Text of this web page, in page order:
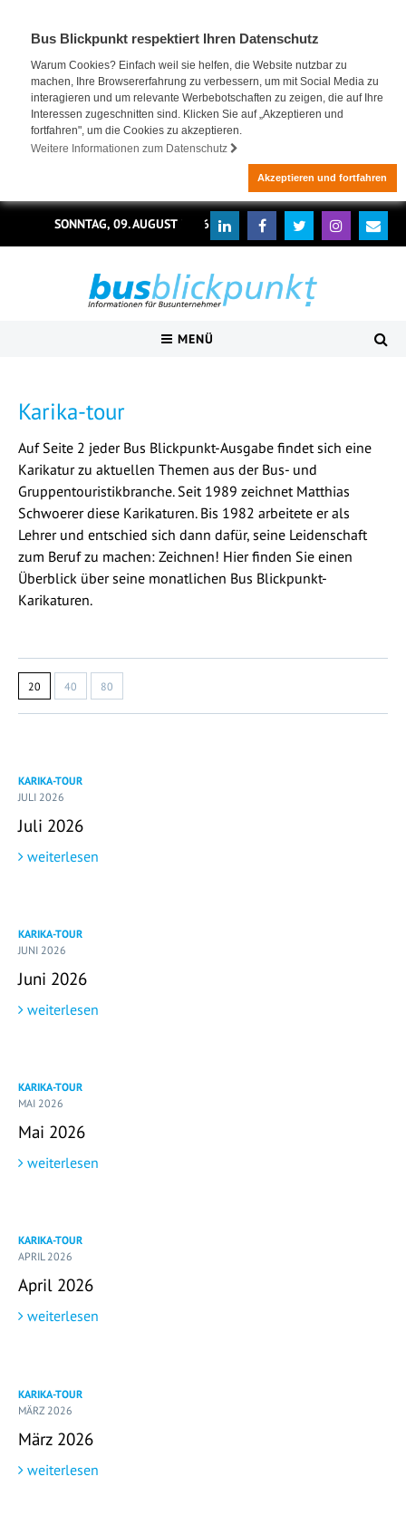
Bus Blickpunkt respektiert Ihren Datenschutz
Warum Cookies? Einfach weil sie helfen, die Website nutzbar zu
machen, Ihre Browsererfahrung zu verbessern, um mit Social Media zu
interagieren und um relevante Werbebotschaften zu zeigen, die auf Ihre
Interessen zugeschnitten sind. Klicken Sie auf „Akzeptieren und
fortfahren", um die Cookies zu akzeptieren.
Weitere Informationen zum Datenschutz
Akzeptieren und fortfahren
SONNTAG, 09. AUGUST 2026
MENÜ
Karika-tour
Auf Seite 2 jeder Bus Blickpunkt-Ausgabe findet sich eine
Karikatur zu aktuellen Themen aus der Bus- und
Gruppentouristikbranche. Seit 1989 zeichnet Matthias
Schwoerer diese Karikaturen. Bis 1982 arbeitete er als
Lehrer und entschied sich dann dafür, seine Leidenschaft
zum Beruf zu machen: Zeichnen! Hier finden Sie einen
Überblick über seine monatlichen Bus Blickpunkt-
Karikaturen.
20 40 80
KARIKA-TOUR
JULI 2026
Juli 2026
weiterlesen
KARIKA-TOUR
JUNI 2026
Juni 2026
weiterlesen
KARIKA-TOUR
MAI 2026
Mai 2026
weiterlesen
KARIKA-TOUR
APRIL 2026
April 2026
weiterlesen
KARIKA-TOUR
MÄRZ 2026
März 2026
weiterlesen